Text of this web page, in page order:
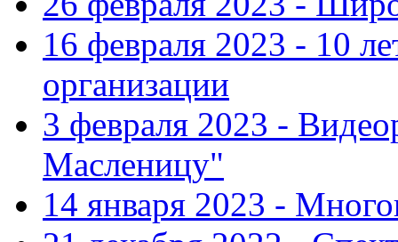
16 февраля 2023 - 10
организации
3 февраля 2023 -
Масленицу"
14 января 2023 -